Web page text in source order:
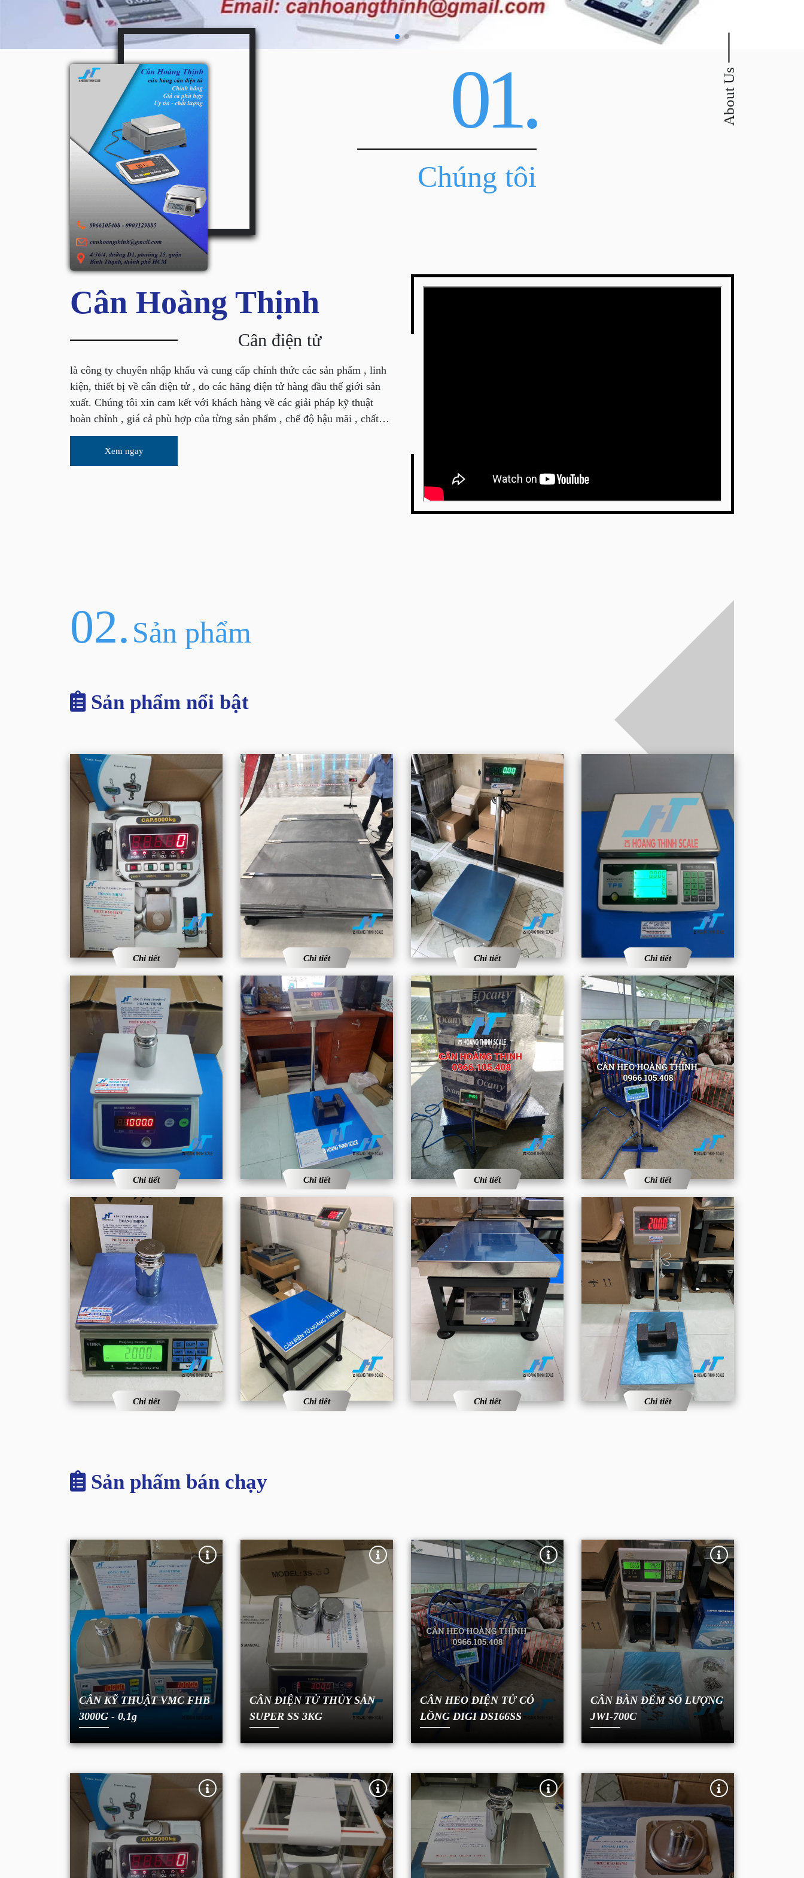
About Us
01.
Chúng tôi
Cân Hoàng Thịnh
Cân điện tử
là công ty chuyên nhập khẩu và cung cấp chính thức các sản phẩm , linh
kiện, thiết bị về cân điện tử , do các hãng điện tử hàng đầu thế giới sản
xuất. Chúng tôi xin cam kết với khách hàng về các giải pháp kỹ thuật
hoàn chỉnh , giá cả phù hợp của từng sản phẩm , chế độ hậu mãi , chất
lượng sản phẩm luôn đảm bảo đặt mục tiêu là hàng đầu, được phục vụ
khách hàng là niềm vinh hạnh của công ty chúng tôi
Xem ngay
02. Sản phẩm
Sản phẩm nổi bật
Chi tiết Chi tiết Chi tiết Chi tiết
Chi tiết Chi tiết Chi tiết Chi tiết
Chi tiết Chi tiết Chi tiết Chi tiết
Sản phẩm bán chạy
CÂN KỸ THUẬT VMC FHB
3000G - 0,1g
CÂN ĐIỆN TỬ THỦY SẢN
SUPER SS 3KG
CÂN HEO ĐIỆN TỬ CÓ
LỒNG DIGI DS166SS
CÂN BÀN ĐẾM SỐ LƯỢNG
JWI-700C